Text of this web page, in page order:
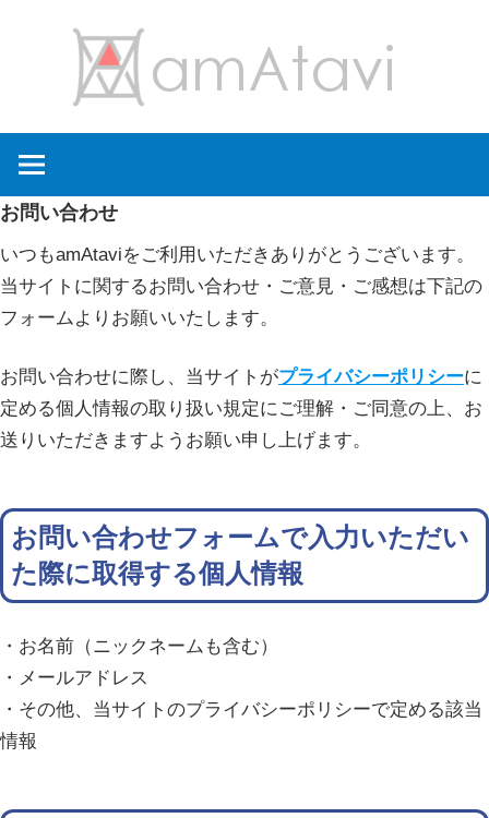
ス
ッ
プ
を
て
→
旅
に
よ
う
お問い合わせ
いつもamAtaviをご利用いただきありがとうございます。
当サイトに関するお問い合わせ・ご意見・ご感想は下記の
フォームよりお願いいたします。
お問い合わせに際し、当サイトがプライバシーポリシーに
定める個人情報の取り扱い規定にご理解・ご同意の上、お
送りいただきますようお願い申し上げます。
お問い合わせフォームで入力いただい
た際に取得する個人情報
・お名前（ニックネームも含む）
・メールアドレス
・その他、当サイトのプライバシーポリシーで定める該当
情報